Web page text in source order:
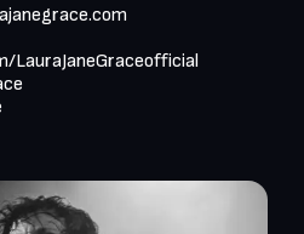
LauraJaneGraceofficial